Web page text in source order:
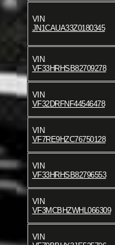
VIN
JN1CAUA33Z0180345
VIN
VF33HRHSB82709278
VIN
VF32DRFNF44546478
VIN
VF7RE9HZC76750128
VIN
VF33HRHSB82796553
VIN
VF3MCBHZWHL066309
VIN